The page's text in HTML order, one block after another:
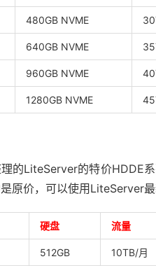
480GB NVME
640GB NVME
960GB NVME
1280GB NVME
的LiteServer的特价HDDE
原价，可以使用LiteServer最
硬盘 流量
512GB 10TB/月